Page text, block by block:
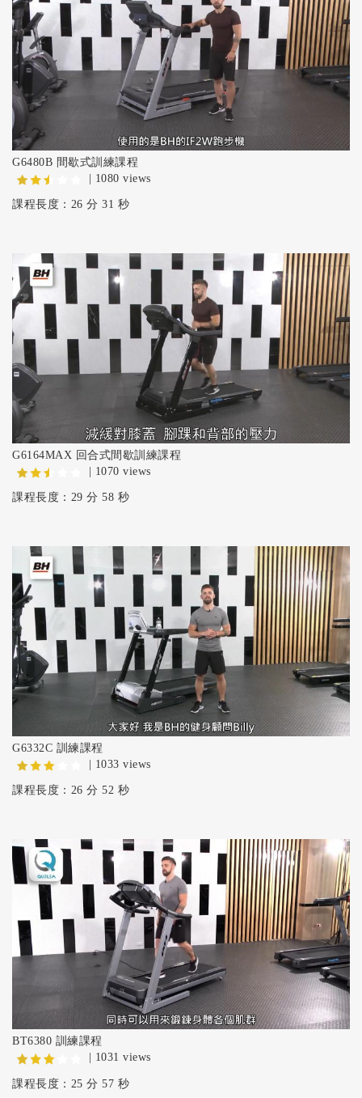
G6480B 間歇式訓練課程
| 1080 views
課程長度：26 分 31 秒
G6164MAX 回合式間歇訓練課程
| 1070 views
課程長度：29 分 58 秒
G6332C 訓練課程
| 1033 views
課程長度：26 分 52 秒
BT6380 訓練課程
| 1031 views
課程長度：25 分 57 秒